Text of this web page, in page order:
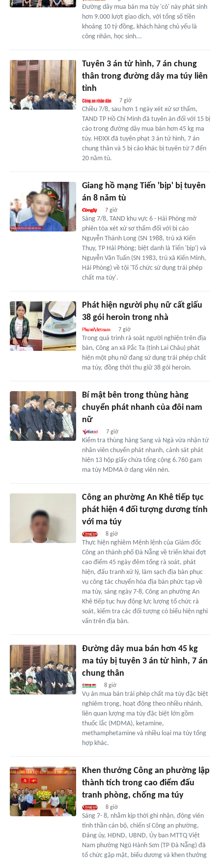
Đường dây mua bán ma túy 'cỏ' này phát sinh
hơn 9.000 lượt giao dịch, với tổng số tiền
khoảng 10 tỷ đồng, khách hàng chủ yếu là
công nhân, học sinh...
Tuyên 3 án tử hình, 7 án chung
thân trong đường dây ma túy liên
tỉnh
7 giờ
Chiều 7/8, sau hơn 1 ngày xét xử sơ thẩm,
TAND TP Hồ Chí Minh đã tuyên án đối với 15 bị
cáo trong đường dây mua bán hơn 45 kg ma
túy. HĐXX đã tuyên phạt 3 án tử hình, 7 án
chung thân và 5 bị cáo khác bị tuyên từ 7 đến
20 năm tù.
Giang hồ mạng Tiến 'bịp' bị tuyên
án 8 năm tù
7 giờ
Sáng 7/8, TAND khu vực 6 - Hải Phòng mở
phiên tòa xét xử sơ thẩm đối với bị cáo
Nguyễn Thành Long (SN 1988, trú xã Kiến
Thụy, TP Hải Phòng; biệt danh là Tiến 'bịp') và
Nguyễn Văn Tuấn (SN 1983, trú xã Kiến Minh,
Hải Phòng) về tội 'Tổ chức sử dụng trái phép
chất ma túy'.
Phát hiện người phụ nữ cất giấu
38 gói heroin trong nhà
7 giờ
Trong quá trình rà soát người nghiện trên địa
bàn, Công an xã Pắc Ta (tỉnh Lai Châu) phát
hiện một phụ nữ đang sử dụng trái phép chất
ma túy, đồng thời thu giữ 38 gói heroin.
Bí mật bên trong thùng hàng
chuyển phát nhanh của đôi nam
nữ
7 giờ
Kiểm tra thùng hàng Sang và Ngà vừa nhận từ
nhân viên chuyển phát nhanh, cảnh sát phát
hiện 13 hộp giấy chứa tổng cộng 6.760 gam
ma túy MDMA ở dạng viên nén.
Công an phường An Khê tiếp tục
phát hiện 4 đối tượng dương tính
với ma túy
8 giờ
Thực hiện nghiêm Mệnh lệnh của Giám đốc
Công an thành phố Đà Nẵng về triển khai đợt
cao điểm 45 ngày đêm tổng rà soát, phát
hiện, đấu tranh xử lý, làm sạch địa bàn phục
vụ công tác chuyển hóa địa bàn phức tạp về
ma túy, sáng ngày 7-8, Công an phường An
Khê tiếp tục huy động lực lượng tổ chức rà
soát, kiểm tra các đối tượng có biểu hiện nghi
vấn trên địa bàn.
Đường dây mua bán hơn 45 kg
ma túy bị tuyên 3 án tử hình, 7 án
chung thân
8 giờ
Vụ án mua bán trái phép chất ma túy đặc biệt
nghiêm trọng, hoạt động theo nhiều nhánh,
liên quan lượng ma túy đặc biệt lớn gồm
thuốc lắc (MDMA), ketamine,
methamphetamine và nhiều loại ma túy tổng
hợp khác.
Khen thưởng Công an phường lập
thành tích trong cao điểm đấu
tranh phòng, chống ma túy
8 giờ
Sáng 7- 8, nhằm kịp thời ghi nhận, động viên
tinh thần cán bộ, chiến sĩ Công an phường,
Đảng ủy, HĐND, UBND, Ủy ban MTTQ Việt
Nam phường Ngũ Hành Sơn (TP Đà Nẵng) đã
tổ chức gặp mặt, biểu dương và khen thưởng